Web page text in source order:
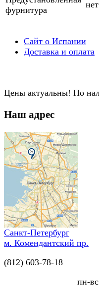
фурнитура
нет
Сайт о Испании
Доставка и оплата
Цены актуальны! По
Наш адрес
Санкт-Петербург
м. Комендантский пр.
(812) 603-78-18
пн-